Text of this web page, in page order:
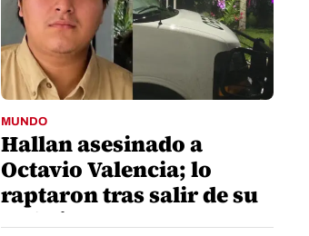
MUNDO
Hallan asesinado a
Octavio Valencia; lo
raptaron tras salir de su
trabajo